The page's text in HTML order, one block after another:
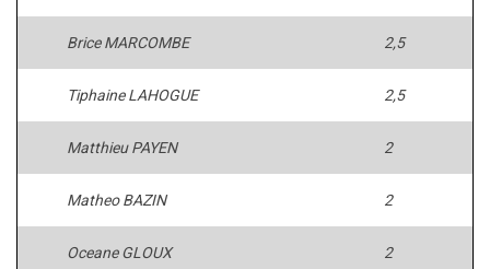
Brice MARCOMBE 2,5
Tiphaine LAHOGUE 2,5
Matthieu PAYEN 2
Matheo BAZIN 2
Oceane GLOUX 2